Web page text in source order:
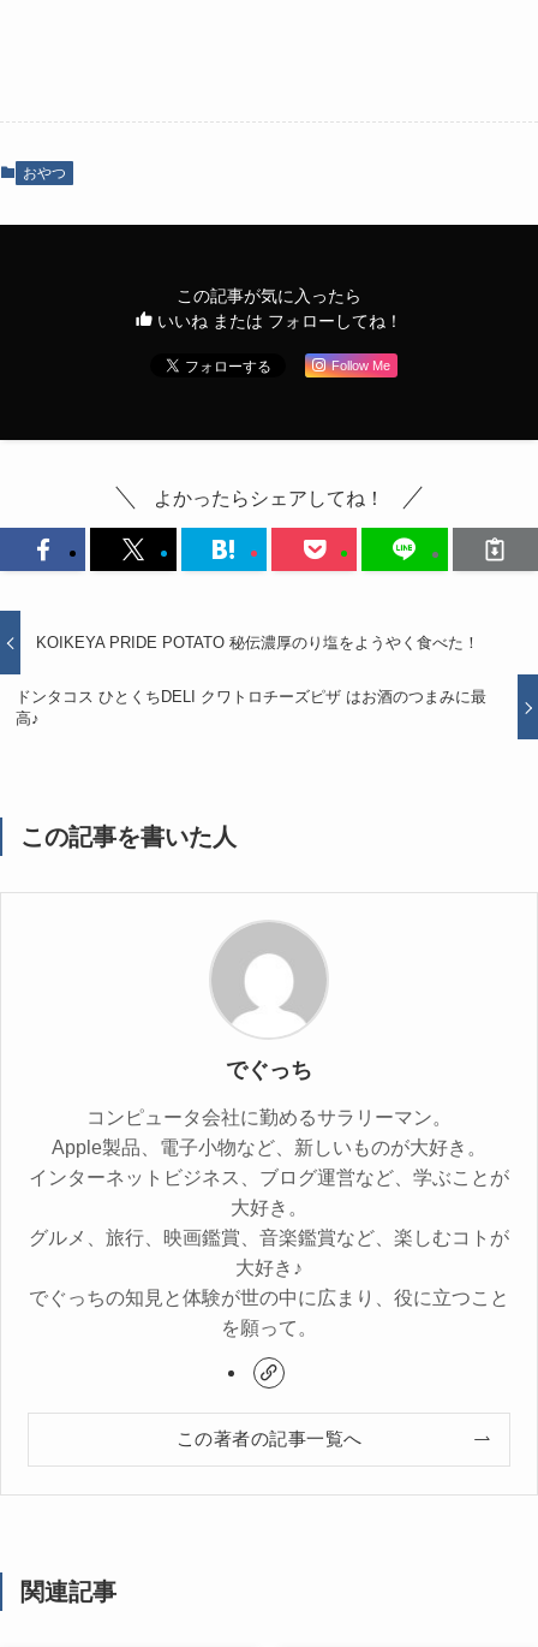
おやつ
この記事が気に入ったら
いいね または フォローしてね！
Follow Me
よかったらシェアしてね！
KOIKEYA PRIDE POTATO 秘伝濃厚のり塩をようやく食べた！
ドンタコス ひとくちDELI クワトロチーズピザ はお酒のつまみに最
高♪
この記事を書いた人
でぐっち
コンピュータ会社に勤めるサラリーマン。
Apple製品、電子小物など、新しいものが大好き。
インターネットビジネス、ブログ運営など、学ぶことが
大好き。
グルメ、旅行、映画鑑賞、音楽鑑賞など、楽しむコトが
大好き♪
でぐっちの知見と体験が世の中に広まり、役に立つこと
を願って。
この著者の記事一覧へ
関連記事